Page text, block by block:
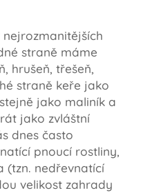
straně máme
hrušeň, třešeň,
straně keře jako
jako maliník a
jako zvláštní
dnes často
pnoucí rostliny,
(tzn. nedřevnatící
velikost zahrady